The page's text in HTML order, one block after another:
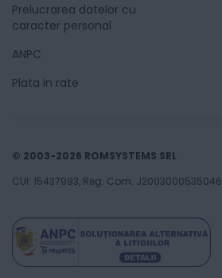
Prelucrarea datelor cu
caracter personal
ANPC
Plata in rate
© 2003-2026 ROMSYSTEMS SRL
CUI: 15437993, Reg. Com. J2003000535046